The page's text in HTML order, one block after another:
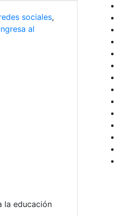
sociales,
al
la educación